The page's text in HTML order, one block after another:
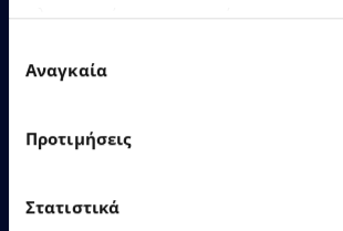
σας χρήση των υπηρεσιών τους.
συγκατάθεσης
Αναγκαία
Προτιμήσεις
Στατιστικά
νέο της κτίριο στη
Θεσσαλονίκη